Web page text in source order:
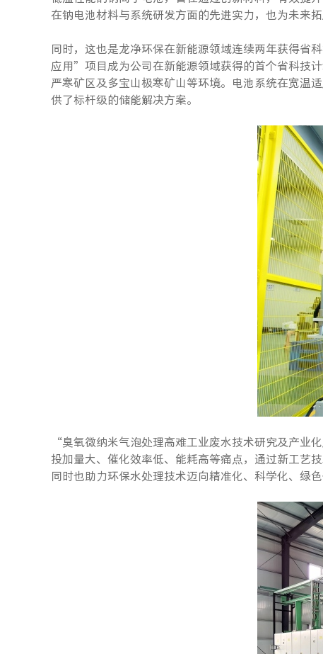
在钠电池材料与系统研发方面的先进实力，也为未来
同时，这也是龙净环保在新能源领域连续两年获得省
应用”项目成为公司在新能源领域获得的首个省科技
严寒矿区及多宝山极寒矿山等环境。电池系统在宽温
供了标杆级的储能解决方案。
“臭氧微纳米气泡处理高难工业废水技术研究及产业
投加量大、催化效率低、能耗高等痛点，通过新工艺
同时也助力环保水处理技术迈向精准化、科学化、绿